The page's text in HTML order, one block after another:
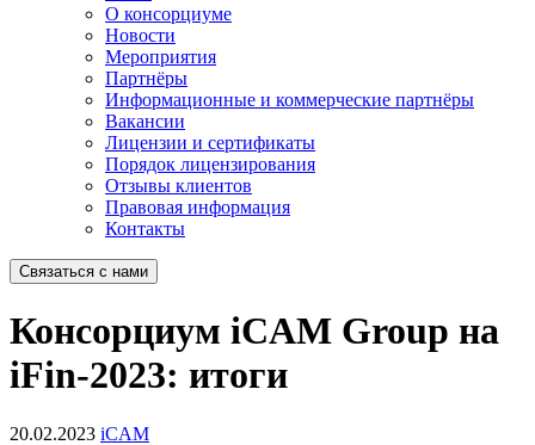
О консорциуме
Новости
Мероприятия
Партнёры
Информационные и коммерческие партнёры
Вакансии
Лицензии и сертификаты
Порядок лицензирования
Отзывы клиентов
Правовая информация
Контакты
Связаться с нами
Консорциум iCAM Group на
iFin-2023: итоги
20.02.2023 iCAM